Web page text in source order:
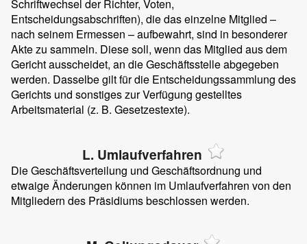
Schriftwechsel der Richter, Voten,
Entscheidungsabschriften), die das einzelne Mitglied –
nach seinem Ermessen – aufbewahrt, sind in besonderer
Akte zu sammeln. Diese soll, wenn das Mitglied aus dem
Gericht ausscheidet, an die Geschäftsstelle abgegeben
werden. Dasselbe gilt für die Entscheidungssammlung des
Gerichts und sonstiges zur Verfügung gestelltes
Arbeitsmaterial (z. B. Gesetzestexte).
L. Umlaufverfahren
Die Geschäftsverteilung und Geschäftsordnung und
etwaige Änderungen können im Umlaufverfahren von den
Mitgliedern des Präsidiums beschlossen werden.